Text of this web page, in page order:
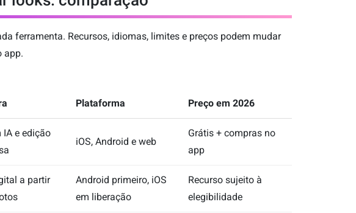
ferramenta. Recursos, idiomas, limites e preços podem mudar
app.
Plataforma Preço em 2026
IA e edição
iOS, Android e web
Grátis + compras no
app
a partir
Android primeiro, iOS
em liberação
Recurso sujeito à
elegibilidade